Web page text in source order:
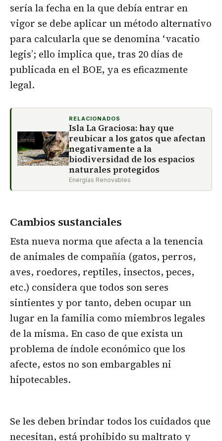
sería la fecha en la que debía entrar en
vigor se debe aplicar un método alternativo
para calcularla que se denomina ‘vacatio
legis’; ello implica que, tras 20 días de
publicada en el BOE, ya es eficazmente
legal.
RELACIONADOS
Isla La Graciosa: hay que
reubicar a los gatos que afectan
negativamente a la
biodiversidad de los espacios
naturales protegidos
Energías Renovables
Cambios sustanciales
Esta nueva norma que afecta a la tenencia
de animales de compañía (gatos, perros,
aves, roedores, reptiles, insectos, peces,
etc.) considera que todos son seres
sintientes y por tanto, deben ocupar un
lugar en la familia como miembros legales
de la misma. En caso de que exista un
problema de índole económico que los
afecte, estos no son embargables ni
hipotecables.
Se les deben brindar todos los cuidados que
necesitan, está prohibido su maltrato y